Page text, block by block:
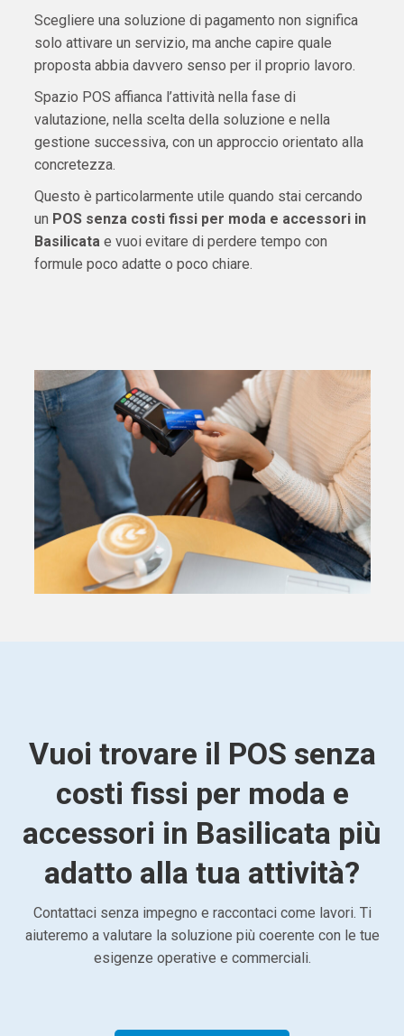
Scegliere una soluzione di pagamento non significa
solo attivare un servizio, ma anche capire quale
proposta abbia davvero senso per il proprio lavoro.
Spazio POS affianca l’attività nella fase di
valutazione, nella scelta della soluzione e nella
gestione successiva, con un approccio orientato alla
concretezza.
Questo è particolarmente utile quando stai cercando
un POS senza costi fissi per moda e accessori in
Basilicatae vuoi evitare di perdere tempo con
formule poco adatte o poco chiare.
Vuoi trovare il POS senza
costi fissi per moda e
accessori in Basilicata più
adatto alla tua attività?
Contattaci senza impegno e raccontaci come lavori. Ti
aiuteremo a valutare la soluzione più coerente con le tue
esigenze operative e commerciali.